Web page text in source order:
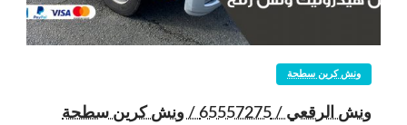
ونش كرين سطحة
ونش الرقعي / 65557275 / ونش كرين سطحة